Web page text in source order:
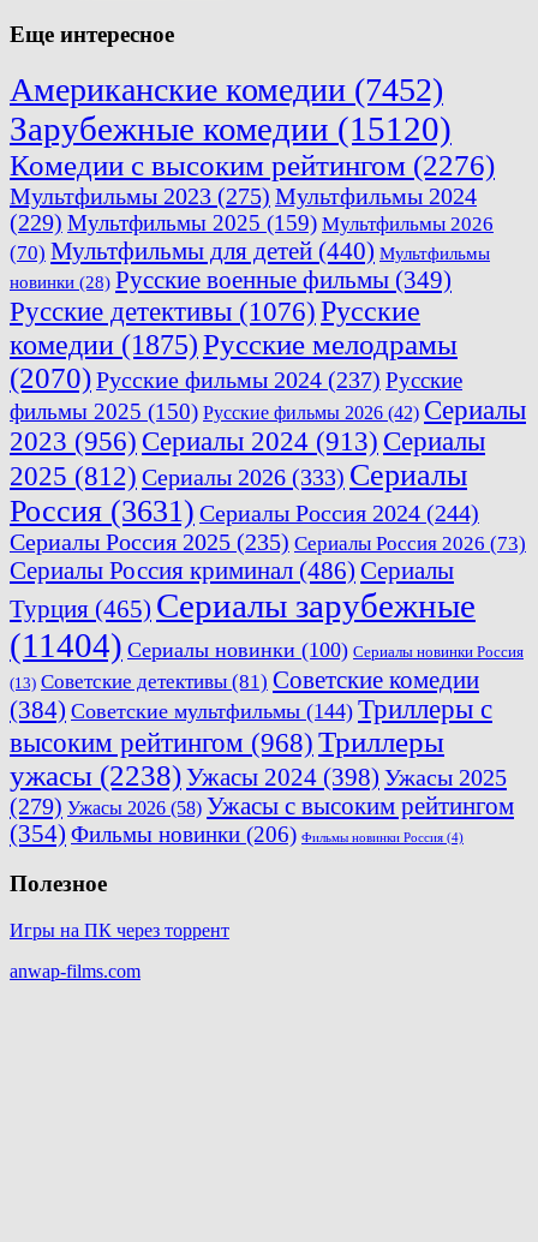
Еще интересное
Американские комедии (7452)
Зарубежные комедии (15120)
Комедии с высоким рейтингом (2276)
Мультфильмы 2023 (275) Мультфильмы 2024
(229) Мультфильмы 2025 (159) Мультфильмы 2026
(70) Мультфильмы для детей (440) Мультфильмы
новинки (28) Русские военные фильмы (349)
Русские детективы (1076)Русские
комедии (1875)Русские мелодрамы
(2070)Русские фильмы 2024 (237) Русские
фильмы 2025 (150) Русские фильмы 2026 (42) Сериалы
2023 (956) Сериалы 2024 (913) Сериалы
2025 (812) Сериалы 2026 (333) Сериалы
Россия (3631) Сериалы Россия 2024 (244)
Сериалы Россия 2025 (235) Сериалы Россия 2026 (73)
Сериалы Россия криминал (486) Сериалы
Турция (465) Сериалы зарубежные
(11404) Сериалы новинки (100) Сериалы новинки Россия
(13) Советские детективы (81) Советские комедии
(384) Советские мультфильмы (144) Триллеры с
высоким рейтингом (968) Триллеры
ужасы (2238)Ужасы 2024 (398) Ужасы 2025
(279) Ужасы 2026 (58) Ужасы с высоким рейтингом
(354) Фильмы новинки (206) Фильмы новинки Россия (4)
Полезное
Игры на ПК через торрент
anwap-films.com